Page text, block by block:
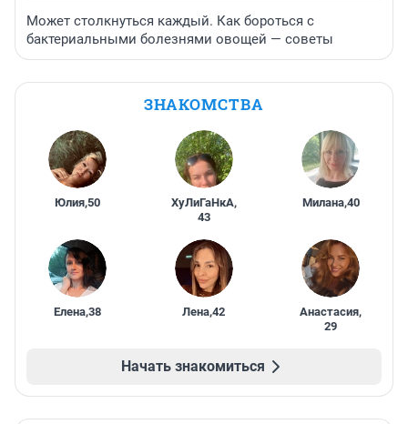
Может столкнуться каждый. Как бороться с
бактериальными болезнями овощей — советы
ЗНАКОМСТВА
Юлия,50 ХуЛиГаНкА,
43
Милана,40
Елена,38 Лена,42 Анастасия,
29
Начать знакомиться